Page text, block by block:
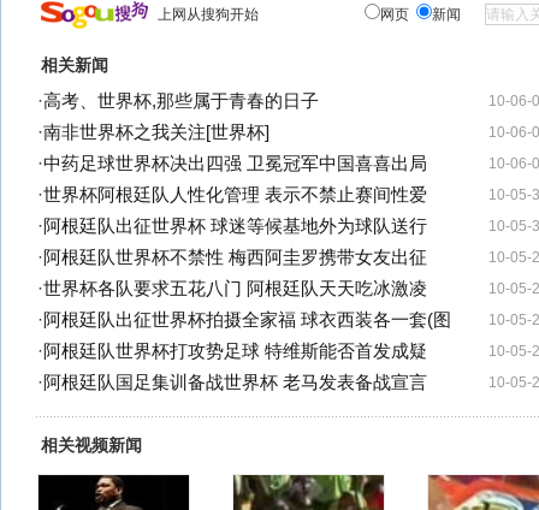
上网从搜狗开始 网页 新闻
相关新闻
10-06-
·高考、世界杯,那些属于青春的日子
10-06-
·南非世界杯之我关注[世界杯]
10-06-
·中药足球世界杯决出四强 卫冕冠军中国喜喜出局
10-05-
·世界杯阿根廷队人性化管理 表示不禁止赛间性爱
10-05-
·阿根廷队出征世界杯 球迷等候基地外为球队送行
10-05-
·阿根廷队世界杯不禁性 梅西阿圭罗携带女友出征
10-05-
·世界杯各队要求五花八门 阿根廷队天天吃冰激凌
10-05-
·阿根廷队出征世界杯拍摄全家福 球衣西装各一套(图
10-05-
·阿根廷队世界杯打攻势足球 特维斯能否首发成疑
10-05-
·阿根廷队国足集训备战世界杯 老马发表备战宣言
相关视频新闻